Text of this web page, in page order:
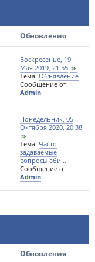
Обновления
Воскресенье, 19
Мая 2019, 21:55
Тема: Объявление
Сообщение от:
Admin
Понедельник, 05
Октября 2020, 20:38
Тема: Часто
задаваемые
вопросы аби...
Сообщение от:
Admin
Обновления